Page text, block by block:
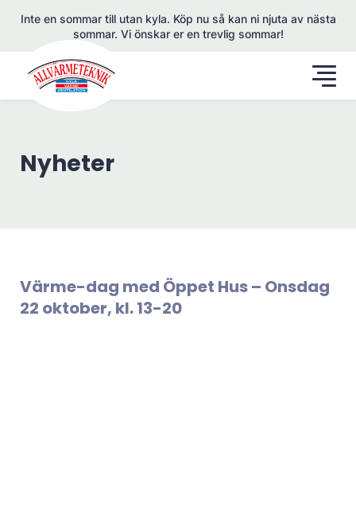
Inte en sommar till utan kyla. Köp nu så kan ni njuta av nästa
sommar. Vi önskar er en trevlig sommar!
Nyheter
Värme-dag med Öppet Hus – Onsdag
22 oktober, kl. 13-20